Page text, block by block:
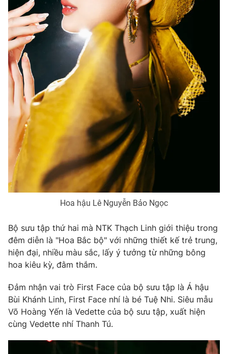
Hoa hậu Lê Nguyễn Bảo Ngọc
Bộ sưu tập thứ hai mà NTK Thạch Linh giới thiệu trong
đêm diễn là "Hoa Bắc bộ" với những thiết kế trẻ trung,
hiện đại, nhiều màu sắc, lấy ý tưởng từ những bông
hoa kiêu kỳ, đằm thắm.
Đảm nhận vai trò First Face của bộ sưu tập là Á hậu
Bùi Khánh Linh, First Face nhí là bé Tuệ Nhi. Siêu mẫu
Võ Hoàng Yến là Vedette của bộ sưu tập, xuất hiện
cùng Vedette nhí Thanh Tú.